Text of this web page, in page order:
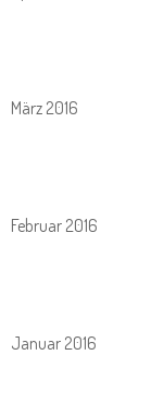
März 2016
Februar 2016
Januar 2016